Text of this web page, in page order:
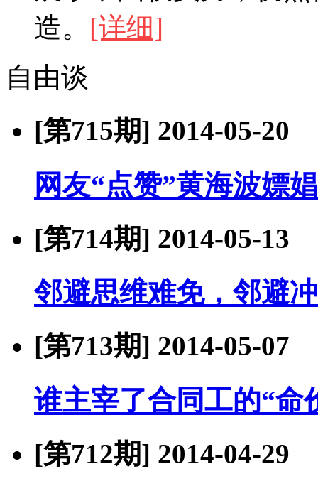
造。 [详细]
自由谈
[第715期] 2014-05-20
网友“点赞”黄海波嫖
[第714期] 2014-05-13
邻避思维难免，邻避
[第713期] 2014-05-07
谁主宰了合同工的“命
[第712期] 2014-04-29